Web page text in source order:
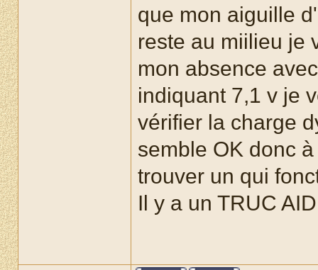
que mon aiguille
reste au miilieu je
mon absence
indiquant 7,1 v je
vérifier la charge
semble OK donc
trouver un qui
Il y a un TRUC